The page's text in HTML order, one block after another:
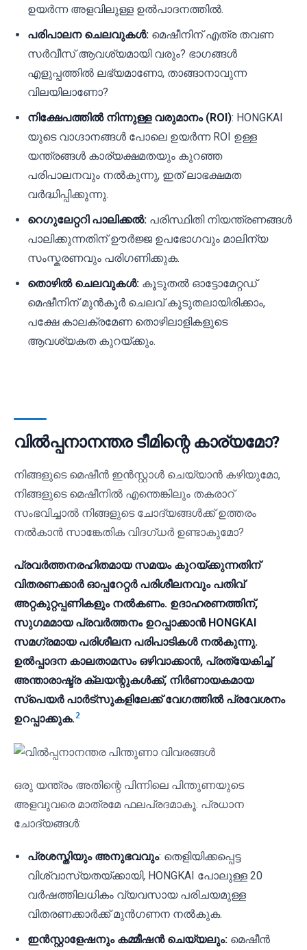
ഉയർന്ന അളവിലുള്ള ഉൽ‌പാദനത്തിൽ.
പരിപാലന ചെലവുകൾ: മെഷീനിന് എത്ര തവണ
സർവീസ് ആവശ്യമായി വരും? ഭാഗങ്ങൾ
എളുപ്പത്തിൽ ലഭ്യമാണോ, താങ്ങാനാവുന്ന
വിലയിലാണോ?
നിക്ഷേപത്തിൽ നിന്നുള്ള വരുമാനം (ROI): HONGKAI
യുടെ വാഗ്ദാനങ്ങൾ പോലെ ഉയർന്ന ROI ഉള്ള
യന്ത്രങ്ങൾ കാര്യക്ഷമതയും കുറഞ്ഞ
പരിപാലനവും നൽകുന്നു, ഇത് ലാഭക്ഷമത
വർദ്ധിപ്പിക്കുന്നു.
റെഗുലേറ്ററി പാലിക്കൽ: പരിസ്ഥിതി നിയന്ത്രണങ്ങൾ
പാലിക്കുന്നതിന് ഊർജ്ജ ഉപഭോഗവും മാലിന്യ
സംസ്കരണവും പരിഗണിക്കുക.
തൊഴിൽ ചെലവുകൾ: കൂടുതൽ ഓട്ടോമേറ്റഡ്
മെഷീനിന് മുൻകൂർ ചെലവ് കൂടുതലായിരിക്കാം,
പക്ഷേ കാലക്രമേണ തൊഴിലാളികളുടെ
ആവശ്യകത കുറയ്ക്കും.
വിൽപ്പനാനന്തര ടീമിന്റെ കാര്യമോ?
നിങ്ങളുടെ മെഷീൻ ഇൻസ്റ്റാൾ ചെയ്യാൻ കഴിയുമോ,
നിങ്ങളുടെ മെഷീനിൽ എന്തെങ്കിലും തകരാറ്
സംഭവിച്ചാൽ നിങ്ങളുടെ ചോദ്യങ്ങൾക്ക് ഉത്തരം
നൽകാൻ സാങ്കേതിക വിദഗ്ധർ ഉണ്ടാകുമോ?
പ്രവർത്തനരഹിതമായ സമയം കുറയ്ക്കുന്നതിന്
വിതരണക്കാർ ഓപ്പറേറ്റർ പരിശീലനവും പതിവ്
അറ്റകുറ്റപ്പണികളും നൽകണം. ഉദാഹരണത്തിന്,
സുഗമമായ പ്രവർത്തനം ഉറപ്പാക്കാൻ HONGKAI
സമഗ്രമായ പരിശീലന പരിപാടികൾ നൽകുന്നു.
ഉൽപ്പാദന കാലതാമസം ഒഴിവാക്കാൻ, പ്രത്യേകിച്ച്
അന്താരാഷ്ട്ര ക്ലയന്റുകൾക്ക്, നിർണായകമായ
സ്പെയർ പാർട്സുകളിലേക്ക് വേഗത്തിൽ പ്രവേശനം
ഉറപ്പാക്കുക.2
ഒരു യന്ത്രം അതിന്റെ പിന്നിലെ പിന്തുണയുടെ
അളവുവരെ മാത്രമേ ഫലപ്രദമാകൂ. പ്രധാന
ചോദ്യങ്ങൾ:
പ്രശസ്തിയും അനുഭവവും: തെളിയിക്കപ്പെട്ട
വിശ്വാസ്യതയ്ക്കായി, HONGKAI പോലുള്ള 20
വർഷത്തിലധികം വ്യവസായ പരിചയമുള്ള
വിതരണക്കാർക്ക് മുൻഗണന നൽകുക.
ഇൻസ്റ്റാളേഷനും കമ്മീഷൻ ചെയ്യലും: മെഷീൻ